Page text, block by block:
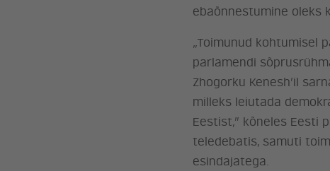
ebaõnnestumine oleks
„Toimunud kohtumisel
parlamendi
Zhogorku Kenesh’il
milleks leiutada
Eestist,” kõneles Eesti
teledebatis, samuti
esindajatega.